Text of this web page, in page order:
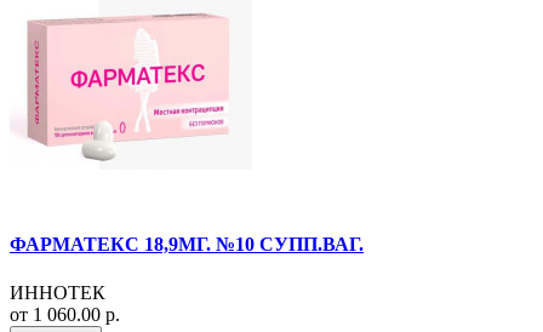
ФАРМАТЕКС 18,9МГ. №10 СУПП.ВАГ.
ИННОТЕК
от 1 060.00 р.